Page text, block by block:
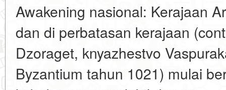
Awakening nasional: Kerajaan
dan di perbatasan kerajaan
Dzoraget, knyazhestvo
Byzantium tahun 1021) mulai